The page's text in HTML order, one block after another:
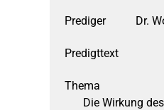
Dr.
Die Wirkung